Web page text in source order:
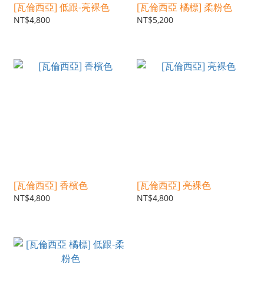
[瓦倫西亞] 低跟-亮裸色
NT$4,800
[瓦倫西亞 橘標] 柔粉色
NT$5,200
[瓦倫西亞] 香檳色
NT$4,800
[瓦倫西亞] 亮裸色
NT$4,800